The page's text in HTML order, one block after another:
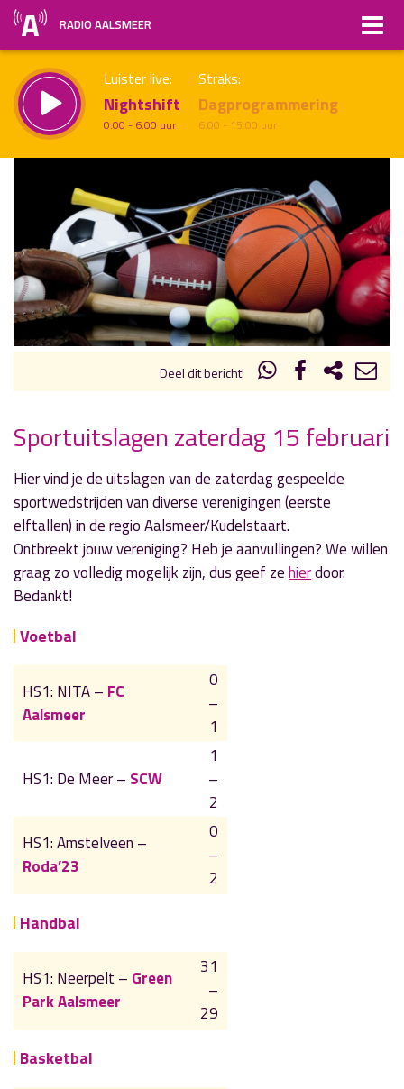
RADIO AALSMEER
Luister live:
Nightshift
0.00 - 6.00 uur
Straks:
Dagprogrammering
6.00 - 15.00 uur
Vorig uur uur 1 van x Volgend uur
Inklappen
Deel dit bericht!
« Vorig nieuwsbericht
Gestolen auto zelf teruggevonden
'Wat mij opvalt bij de mensen van Radio
Aalsmeer: er is zo veel kennis'
16 februari 2020
Sportuitslagen zaterdag 15 februari
Hier vind je de uitslagen van de zaterdag gespeelde
sportwedstrijden van diverse verenigingen (eerste
elftallen) in de regio Aalsmeer/Kudelstaart.
Ontbreekt jouw vereniging? Heb je aanvullingen? We willen
graag zo volledig mogelijk zijn, dus geef zehierdoor.
Bedankt!
Voetbal
HS1: NITA – FC
Aalsmeer
0
–
1
HS1: De Meer – SCW
1
–
2
HS1: Amstelveen –
Roda’23
0
–
2
Handbal
HS1: Neerpelt – Green
Park Aalsmeer
31
–
29
Basketbal